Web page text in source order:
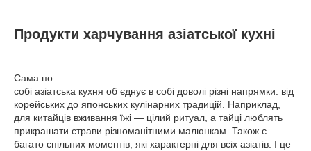
Продукти харчування азіатської кухні
Сама по
собі азіатська кухня об єднує в собі доволі різні напрямки: від
корейських до японських кулінарних традицій. Наприклад,
для китайців вживання їжі — цілий ритуал, а тайці люблять
прикрашати страви різноманітними малюнкам. Також є
багато спільних моментів, які характерні для всіх азіатів. І це